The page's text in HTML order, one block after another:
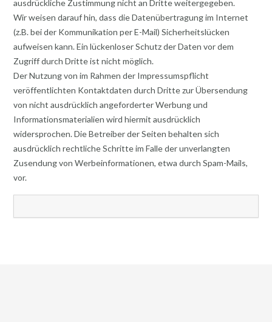
ausdrückliche Zustimmung nicht an Dritte weitergegeben.
Wir weisen darauf hin, dass die Datenübertragung im Internet
(z.B. bei der Kommunikation per E-Mail) Sicherheitslücken
aufweisen kann. Ein lückenloser Schutz der Daten vor dem
Zugriff durch Dritte ist nicht möglich.
Der Nutzung von im Rahmen der Impressumspflicht
veröffentlichten Kontaktdaten durch Dritte zur Übersendung
von nicht ausdrücklich angeforderter Werbung und
Informationsmaterialien wird hiermit ausdrücklich
widersprochen. Die Betreiber der Seiten behalten sich
ausdrücklich rechtliche Schritte im Falle der unverlangten
Zusendung von Werbeinformationen, etwa durch Spam-Mails,
vor.